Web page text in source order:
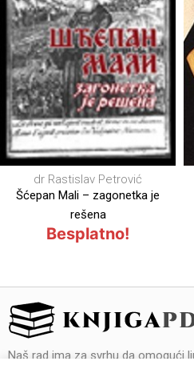
Oče naš – vladika Nikolaj
Besplatno!
Sveti vladika Nikolaj
Naš rad ima za svrhu da omogući